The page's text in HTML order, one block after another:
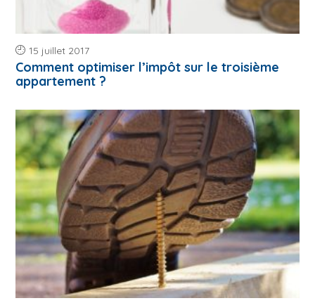
15 juillet 2017
Comment optimiser l’impôt sur le troisième
appartement ?